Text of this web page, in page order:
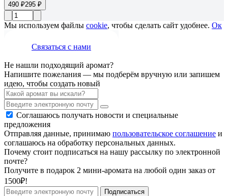
490 ₽295 ₽
Мы используем файлы cookie, чтобы сделать сайт удобнее. Ок
Связаться с нами
Не нашли подходящий аромат?
Напишите пожелания — мы подберём вручную или запишем
идею, чтобы создать новый
Соглашаюсь получать новости и специальные
предложения
Отправляя данные, принимаю пользовательское соглашение и
соглашаюсь на обработку персональных данных.
Почему стоит подписаться на нашу рассылку по электронной
почте?
Получите в подарок 2 мини-аромата на любой один заказ от
1500₽!
Подписаться